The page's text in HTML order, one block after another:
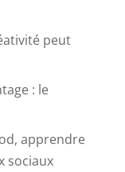
peut
: le
apprendre
sociaux